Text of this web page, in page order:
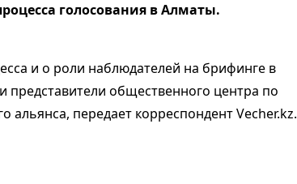
голосования в Алматы.
и о роли наблюдателей на брифинге в
общественного центра по
передает корреспондент Vecher.kz.